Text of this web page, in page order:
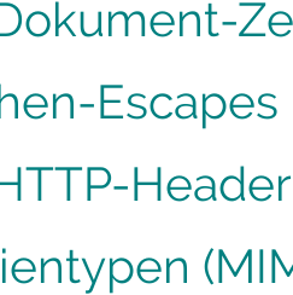
Escapes
Header